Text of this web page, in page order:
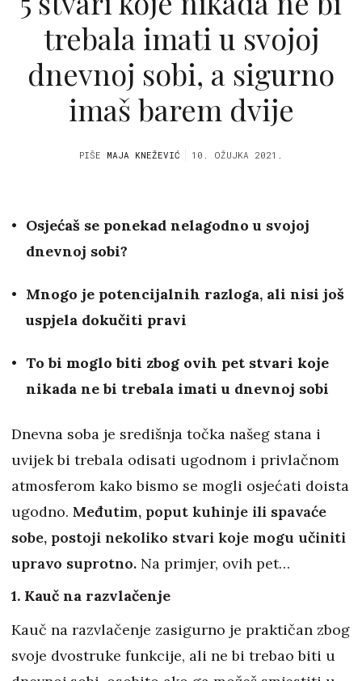
trebala imati u svojoj
dnevnoj sobi, a sigurno
imaš barem dvije
PIŠE MAJA KNEŽEVIĆ 10. OŽUJKA 2021.
Osjećaš se ponekad nelagodno u svojoj
dnevnoj sobi?
Mnogo je potencijalnih razloga, ali nisi još
uspjela dokučiti pravi
To bi moglo biti zbog ovih pet stvari koje
nikada ne bi trebala imati u dnevnoj sobi
Dnevna soba je središnja točka našeg stana i
uvijek bi trebala odisati ugodnom i privlačnom
atmosferom kako bismo se mogli osjećati doista
ugodno. Međutim, poput kuhinje ili spavaće
sobe, postoji nekoliko stvari koje mogu učiniti
upravo suprotno. Na primjer, ovih pet…
1. Kauč na razvlačenje
Kauč na razvlačenje zasigurno je praktičan zbog
svoje dvostruke funkcije, ali ne bi trebao biti u